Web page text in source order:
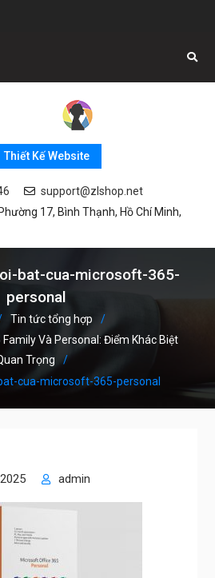
Thiết Kế Website
support@zlshop.net
17, Bình Thạnh, Hồ Chí Minh,
bat-cua-microsoft-365-
personal
Tin tức tổng hợp
Và Personal: Điểm Khác Biệt
Trọng
cua-microsoft-365-personal
admin